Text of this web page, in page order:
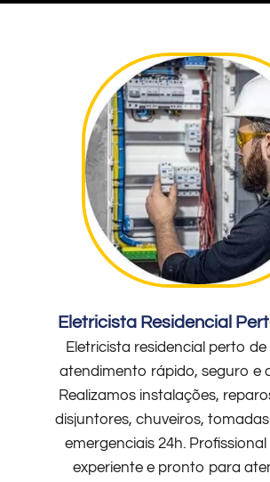
Eletricista Residencial
Eletricista residencial perto
atendimento rápido, seguro e
Realizamos instalações,
disjuntores, chuveiros,
emergenciais 24h. Profissional
experiente e pronto para